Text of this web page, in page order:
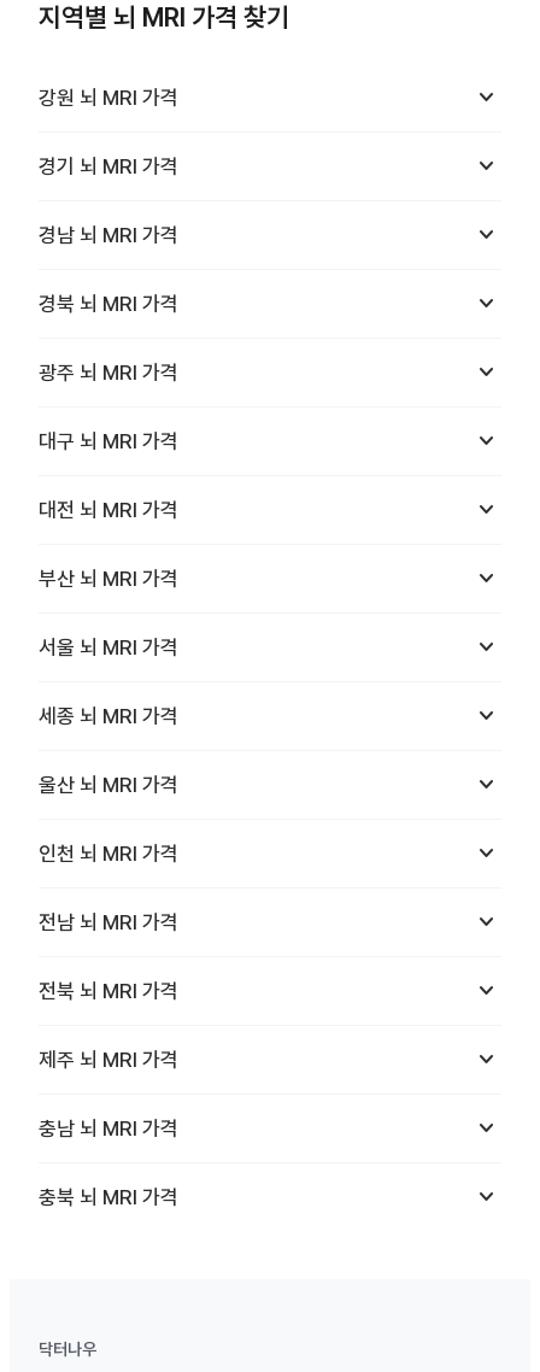
지역별 뇌 MRI 가격 찾기
강원 뇌 MRI 가격 keyboard_arrow_down
경기 뇌 MRI 가격 keyboard_arrow_down
경남 뇌 MRI 가격 keyboard_arrow_down
경북 뇌 MRI 가격 keyboard_arrow_down
광주 뇌 MRI 가격 keyboard_arrow_down
대구 뇌 MRI 가격 keyboard_arrow_down
대전 뇌 MRI 가격 keyboard_arrow_down
부산 뇌 MRI 가격 keyboard_arrow_down
서울 뇌 MRI 가격 keyboard_arrow_down
세종 뇌 MRI 가격 keyboard_arrow_down
울산 뇌 MRI 가격 keyboard_arrow_down
인천 뇌 MRI 가격 keyboard_arrow_down
전남 뇌 MRI 가격 keyboard_arrow_down
전북 뇌 MRI 가격 keyboard_arrow_down
제주 뇌 MRI 가격 keyboard_arrow_down
충남 뇌 MRI 가격 keyboard_arrow_down
충북 뇌 MRI 가격 keyboard_arrow_down
닥터나우